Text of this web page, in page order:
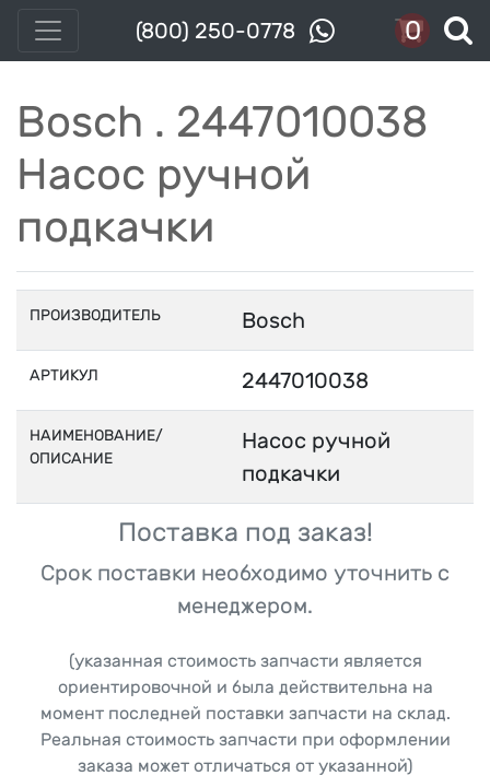
(800) 250-0778 0
Bosch . 2447010038
Насос ручной
подкачки
ПРОИЗВОДИТЕЛЬ Bosch
АРТИКУЛ 2447010038
НАИМЕНОВАНИЕ/
ОПИСАНИЕ
Насос ручной
подкачки
Поставка под заказ!
Срок поставки необходимо уточнить с
менеджером.
(указанная стоимость запчасти является
ориентировочной и была действительна на
момент последней поставки запчасти на склад.
Реальная стоимость запчасти при оформлении
заказа может отличаться от указанной)